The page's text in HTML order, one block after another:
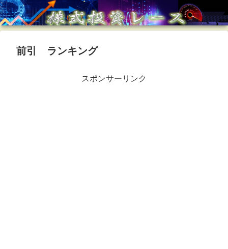
前引 ランキング
スポンサーリンク